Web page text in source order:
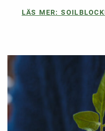
LÄS MER: